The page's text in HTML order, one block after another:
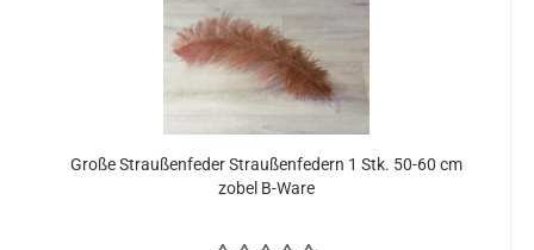
Große Straußenfeder Straußenfedern 1 Stk. 50-60 cm
zobel B-Ware